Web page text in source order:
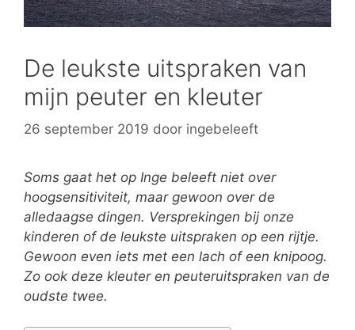
De leukste uitspraken van
mijn peuter en kleuter
26 september 2019 door ingebeleeft
Soms gaat het op Inge beleeft niet over
hoogsensitiviteit, maar gewoon over de
alledaagse dingen. Versprekingen bij onze
kinderen of de leukste uitspraken op een rijtje.
Gewoon even iets met een lach of een knipoog.
Zo ook deze kleuter en peuteruitspraken van de
oudste twee.